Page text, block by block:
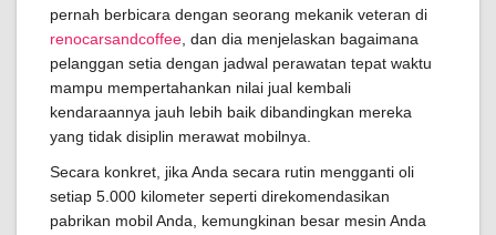
pernah berbicara dengan seorang mekanik veteran di
renocarsandcoffee , dan dia menjelaskan bagaimana
pelanggan setia dengan jadwal perawatan tepat waktu
mampu mempertahankan nilai jual kembali
kendaraannya jauh lebih baik dibandingkan mereka
yang tidak disiplin merawat mobilnya.
Secara konkret, jika Anda secara rutin mengganti oli
setiap 5.000 kilometer seperti direkomendasikan
pabrikan mobil Anda, kemungkinan besar mesin Anda